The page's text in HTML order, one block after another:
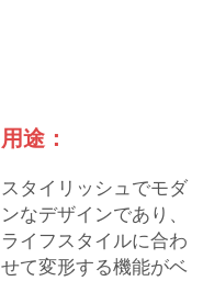
用途：
スタイリッシュでモダ
ンなデザインであり、
ライフスタイルに合わ
せて変形する機能がベ